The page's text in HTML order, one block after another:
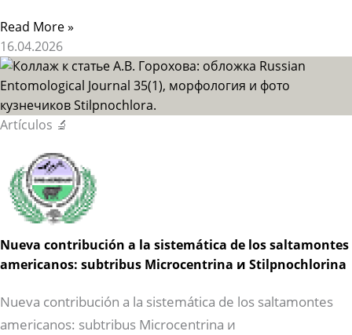
Read More »
16.04.2026
Artículos 🔬
Nueva contribución a la sistemática de los saltamontes
americanos: subtribus Microcentrina и Stilpnochlorina
Nueva contribución a la sistemática de los saltamontes
americanos: subtribus Microcentrina и